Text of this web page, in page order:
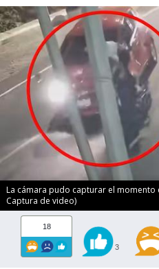
La cámara pudo capturar el momento
Captura de video)
18
3